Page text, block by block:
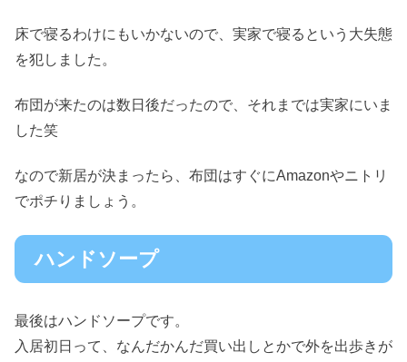
床で寝るわけにもいかないので、実家で寝るという大失態
を犯しました。
布団が来たのは数日後だったので、それまでは実家にいま
した笑
なので新居が決まったら、布団はすぐにAmazonやニトリ
でポチりましょう。
ハンドソープ
最後はハンドソープです。
入居初日って、なんだかんだ買い出しとかで外を出歩きが